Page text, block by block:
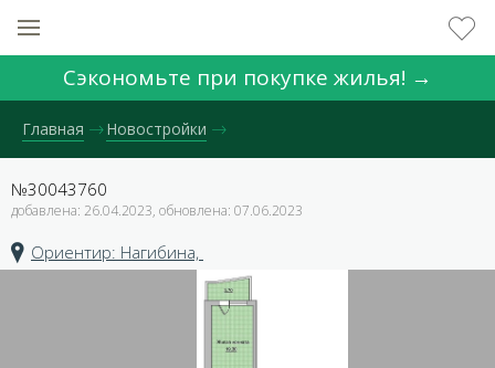
Сэкономьте при покупке жилья! →
Главная Новостройки
№30043760
добавлена: 26.04.2023, обновлена: 07.06.2023
Ориентир: Нагибина,